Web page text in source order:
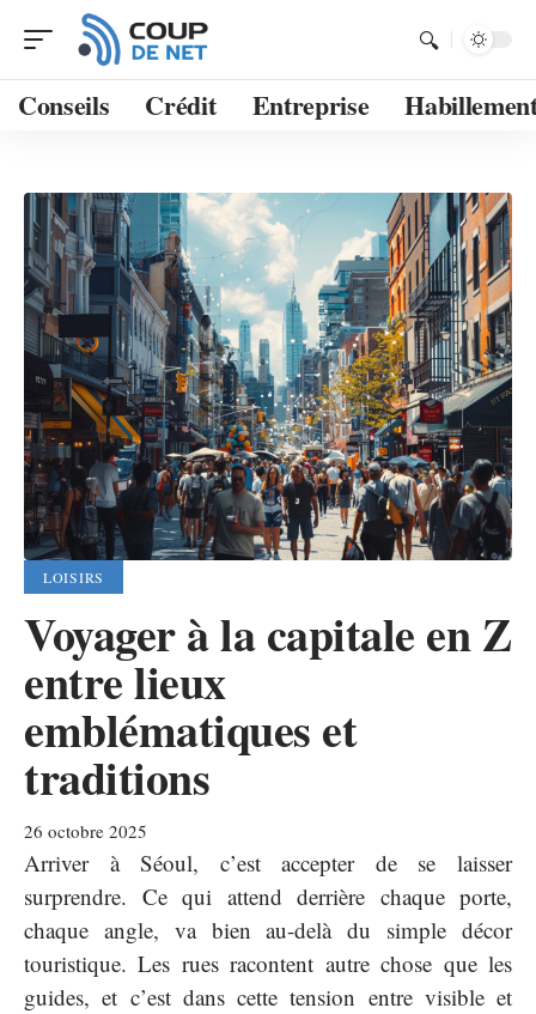
Conseils Crédit Entreprise
LOISIRS
Voyager à la capitale en Z
entre lieux
emblématiques et
traditions
26 octobre 2025
Arriver à Séoul, c’est accepter de se laisser
surprendre. Ce qui attend derrière chaque porte,
chaque angle, va bien au-delà du simple décor
touristique. Les rues racontent autre chose que les
guides, et c’est dans cette tension entre visible et